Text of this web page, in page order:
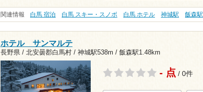
関連情報 白馬 宿泊 白馬 スキー・スノボ 白馬 ホテル 神城駅 飯森駅
ホテル サンマルテ
長野県 / 北安曇郡白馬村 / 神城駅538m / 飯森駅1.48km
- 点 / 0件